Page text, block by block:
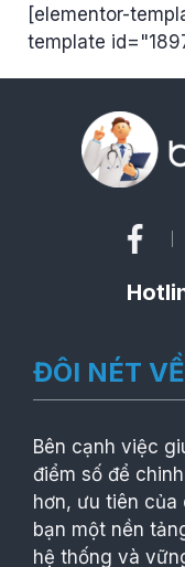
[elementor-
template
ĐÔI NÉT
Bên cạnh việc
điểm số để
hơn, ưu tiên
bạn một nền
hệ thống và